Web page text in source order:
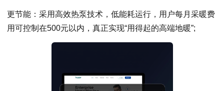
更节能：采用高效热泵技术，低能耗运行，用户每月采暖费
用可控制在500元以内，真正实现“用得起的高端地暖”;